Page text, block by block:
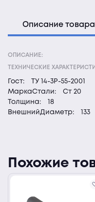
Описание товара
ОПИСАНИЕ:
ТЕХНИЧЕСКИЕ
Гост:
ТУ 14-3Р-55-2001
МаркаСтали:
Ст 20
Толщина:
18
ВнешнийДиаметр:
133
Похожие